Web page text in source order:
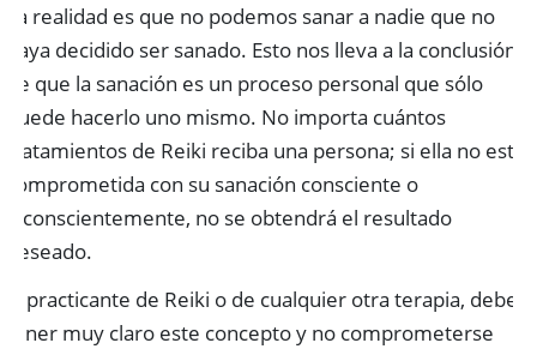
La realidad es que no podemos sanar a nadie que no
haya decidido ser sanado. Esto nos lleva a la conclusión
de que la sanación es un proceso personal que sólo
puede hacerlo uno mismo. No importa cuántos
tratamientos de Reiki reciba una persona; si ella no está
comprometida con su sanación consciente o
inconscientemente, no se obtendrá el resultado
deseado.
El practicante de Reiki o de cualquier otra terapia, debe
tener muy claro este concepto y no comprometerse